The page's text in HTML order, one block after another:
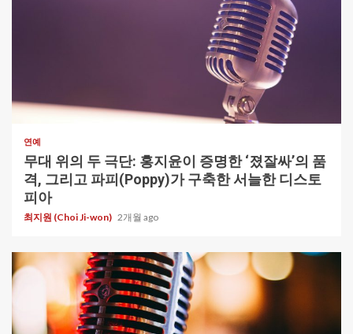
1 min read
연예
무대 위의 두 극단: 홍지윤이 증명한 ‘졌잘싸’의 품
격, 그리고 파피(Poppy)가 구축한 서늘한 디스토
피아
최지원 (Choi Ji-won) 2개월 ago